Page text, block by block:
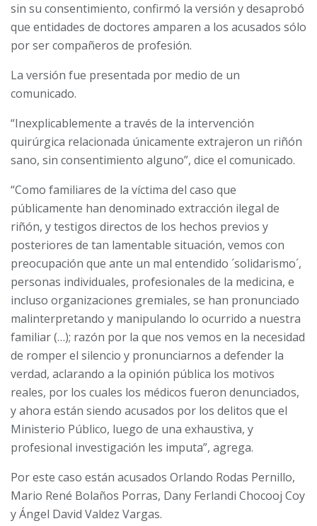
sin su consentimiento, confirmó la versión y desaprobó
que entidades de doctores amparen a los acusados sólo
por ser compañeros de profesión.
La versión fue presentada por medio de un
comunicado.
“Inexplicablemente a través de la intervención
quirúrgica relacionada únicamente extrajeron un riñón
sano, sin consentimiento alguno”, dice el comunicado.
“Como familiares de la víctima del caso que
públicamente han denominado extracción ilegal de
riñón, y testigos directos de los hechos previos y
posteriores de tan lamentable situación, vemos con
preocupación que ante un mal entendido ´solidarismo´,
personas individuales, profesionales de la medicina, e
incluso organizaciones gremiales, se han pronunciado
malinterpretando y manipulando lo ocurrido a nuestra
familiar (…); razón por la que nos vemos en la necesidad
de romper el silencio y pronunciarnos a defender la
verdad, aclarando a la opinión pública los motivos
reales, por los cuales los médicos fueron denunciados,
y ahora están siendo acusados por los delitos que el
Ministerio Público, luego de una exhaustiva, y
profesional investigación les imputa”, agrega.
Por este caso están acusados Orlando Rodas Pernillo,
Mario René Bolaños Porras, Dany Ferlandi Chocooj Coy
y Ángel David Valdez Vargas.